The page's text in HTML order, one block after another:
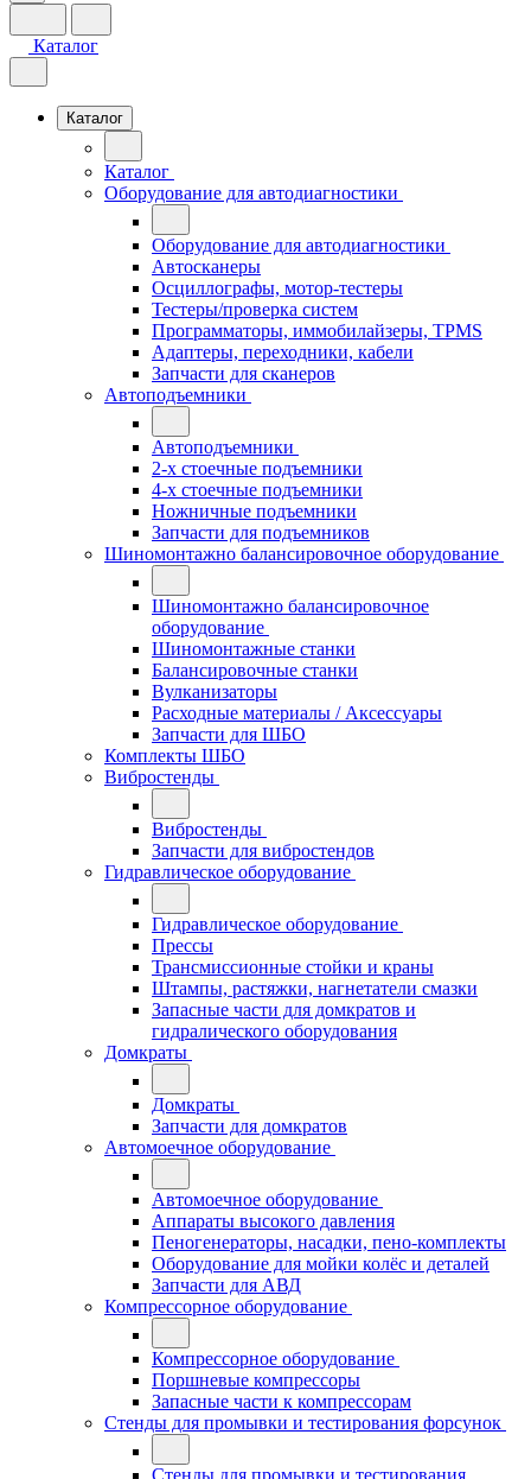
Каталог
Каталог
Каталог
Оборудование для автодиагностики
Оборудование для автодиагностики
Автосканеры
Осциллографы, мотор-тестеры
Тестеры/проверка систем
Программаторы, иммобилайзеры, TPMS
Адаптеры, переходники, кабели
Запчасти для сканеров
Автоподъемники
Автоподъемники
2-х стоечные подъемники
4-х стоечные подъемники
Ножничные подъемники
Запчасти для подъемников
Шиномонтажно балансировочное оборудование
Шиномонтажно балансировочное
оборудование
Шиномонтажные станки
Балансировочные станки
Вулканизаторы
Расходные материалы / Аксессуары
Запчасти для ШБО
Комплекты ШБО
Вибростенды
Вибростенды
Запчасти для вибростендов
Гидравлическое оборудование
Гидравлическое оборудование
Прессы
Трансмиссионные стойки и краны
Штампы, растяжки, нагнетатели смазки
Запасные части для домкратов и
гидралического оборудования
Домкраты
Домкраты
Запчасти для домкратов
Автомоечное оборудование
Автомоечное оборудование
Аппараты высокого давления
Пеногенераторы, насадки, пено-комплекты
Оборудование для мойки колёс и деталей
Запчасти для АВД
Компрессорное оборудование
Компрессорное оборудование
Поршневые компрессоры
Запасные части к компрессорам
Стенды для промывки и тестирования форсунок
Стенды для промывки и тестирования